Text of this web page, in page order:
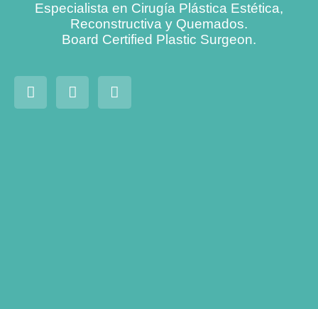
Especialista en Cirugía Plástica Estética,
Reconstructiva y Quemados.
Board Certified Plastic Surgeon.